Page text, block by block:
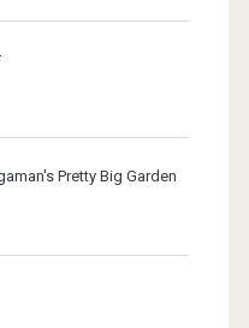
Pretty Big Garden